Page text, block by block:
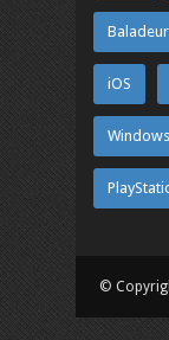
iOS
Windows
©